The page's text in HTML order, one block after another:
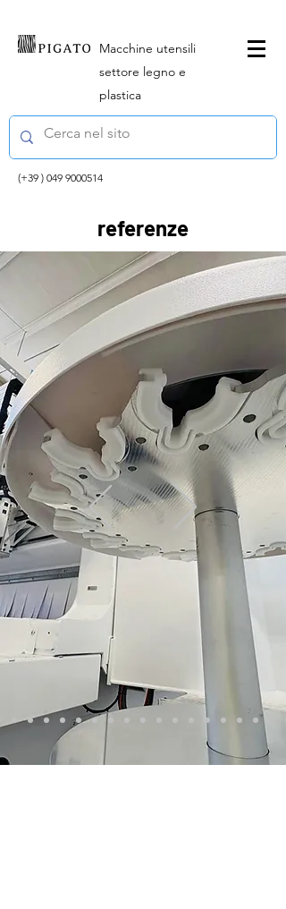
Macchine utensili
settore legno e
plastica
(+39 ) 049 9000514
referenze